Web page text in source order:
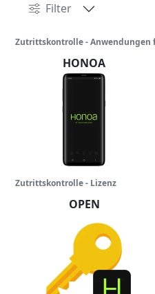
Filter
Zutrittskontrolle - Anwendungen
HONOA
Zutrittskontrolle - Lizenz
OPEN